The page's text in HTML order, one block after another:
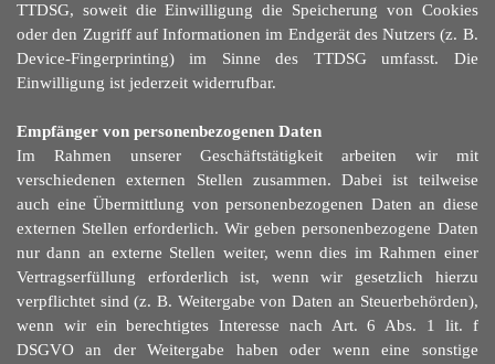
TTDSG, soweit die Einwilligung die Speicherung von Cookies
oder den Zugriff auf Informationen im Endgerät des Nutzers (z. B.
Device-Fingerprinting) im Sinne des TTDSG umfasst. Die
Einwilligung ist jederzeit widerrufbar.
Empfänger von personenbezogenen Daten
Im Rahmen unserer Geschäftstätigkeit arbeiten wir mit
verschiedenen externen Stellen zusammen. Dabei ist teilweise
auch eine Übermittlung von personenbezogenen Daten an diese
externen Stellen erforderlich. Wir geben personenbezogene Daten
nur dann an externe Stellen weiter, wenn dies im Rahmen einer
Vertragserfüllung erforderlich ist, wenn wir gesetzlich hierzu
verpflichtet sind (z. B. Weitergabe von Daten an Steuerbehörden),
wenn wir ein berechtigtes Interesse nach Art. 6 Abs. 1 lit. f
DSGVO an der Weitergabe haben oder wenn eine sonstige